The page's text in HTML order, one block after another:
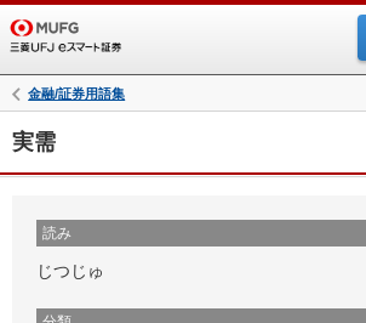
金融/証券用語集
実需
読み
じつじゅ